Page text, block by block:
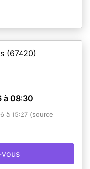
(67420)
à 08:30
à 15:27 (source